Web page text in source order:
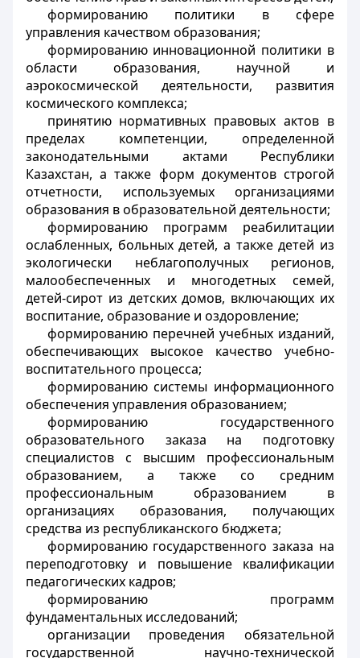
формированию политики в сфере
управления качеством образования;
формированию инновационной политики в
области образования, научной и
аэрокосмической деятельности, развития
космического комплекса;
принятию нормативных правовых актов в
пределах компетенции, определенной
законодательными актами Республики
Казахстан, а также форм документов строгой
отчетности, используемых организациями
образования в образовательной деятельности;
формированию программ реабилитации
ослабленных, больных детей, а также детей из
экологически неблагополучных регионов,
малообеспеченных и многодетных семей,
детей-сирот из детских домов, включающих их
воспитание, образование и оздоровление;
формированию перечней учебных изданий,
обеспечивающих высокое качество учебно-
воспитательного процесса;
формированию системы информационного
обеспечения управления образованием;
формированию государственного
образовательного заказа на подготовку
специалистов с высшим профессиональным
образованием, а также со средним
профессиональным образованием в
организациях образования, получающих
средства из республиканского бюджета;
формированию государственного заказа на
переподготовку и повышение квалификации
педагогических кадров;
формированию программ
фундаментальных исследований;
организации проведения обязательной
государственной научно-технической